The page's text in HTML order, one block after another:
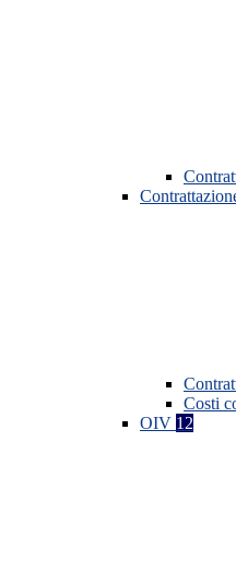
Costi
OIV 12